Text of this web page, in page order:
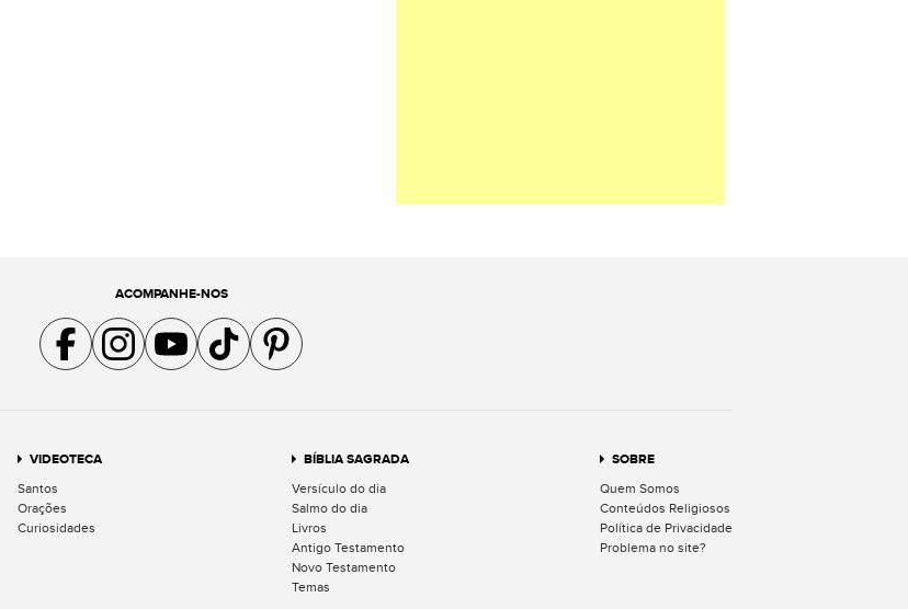
ACOMPANHE-NOS
Acompanhe a gente no Facebook
Acompanhe a gente no Instagram
Acompanhe a gente no YouTube
Acompanhe a gente no TikTok
Acompanhe a gente no Pinterest
VIDEOTECA
Santos
Orações
Curiosidades
BÍBLIA SAGRADA
Versículo do dia
Salmo do dia
Livros
Antigo Testamento
Novo Testamento
Temas
SOBRE
Quem Somos
Conteúdos Religiosos
Política de Privacidade
Problema no site?